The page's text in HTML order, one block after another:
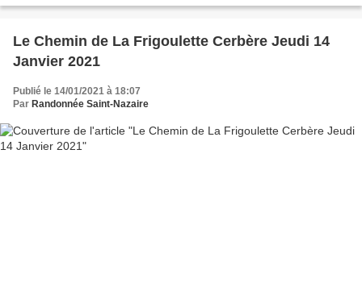
Le Chemin de La Frigoulette Cerbère Jeudi 14
Janvier 2021
Publié le 14/01/2021 à 18:07
Par Randonnée Saint-Nazaire